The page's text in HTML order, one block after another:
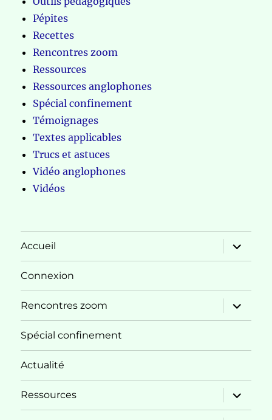
Pépites
Recettes
Rencontres zoom
Ressources
Ressources anglophones
Spécial confinement
Témoignages
Textes applicables
Trucs et astuces
Vidéo anglophones
Vidéos
Accueil
ouvrir
le
sous-
Connexion
Rencontres zoom
ouvrir
le
sous-
Spécial confinement
Actualité
Ressources
ouvrir
le
sous-